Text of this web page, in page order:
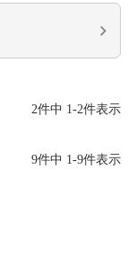
2件中 1-2件表示
9件中 1-9件表示